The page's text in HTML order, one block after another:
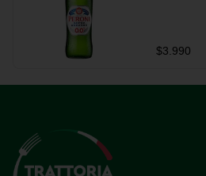
$3.990